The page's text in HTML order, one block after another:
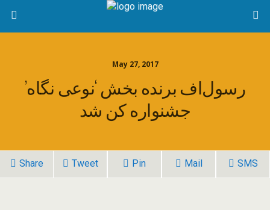
May 27, 2017
رسول‌اف برنده بخش ‘نوعی نگاه’
جشنواره کن شد
Share Tweet Pin Mail SMS